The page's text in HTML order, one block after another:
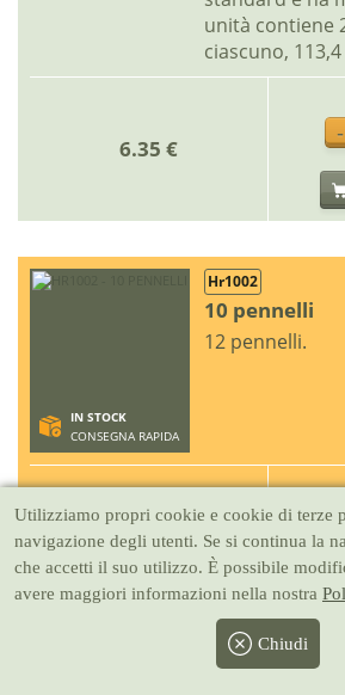
unità contiene
ciascuno,
6.35 €
-
IN STOCK
CONSEGNA RAPIDA
Hr1002
10 pennelli
12 pennelli.
6.50 €
4.95 €
-
Dr27705
Utilizziamo propri cookie e cookie di terze
navigazione degli utenti. Se si continua la
che accetti il suo utilizzo. È possibile
avere maggiori informazioni nella nostra
Chiudi